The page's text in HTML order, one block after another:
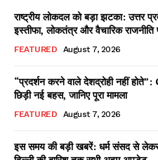
राष्ट्रीय लोकदल को बड़ा झटका: उत्तर
इस्तीफा, लोकतंत्र और वैचारिक राजनीति
FEATURED August 7, 2026
“प्रदर्शन करने वाले देशद्रोही नहीं
छिड़ी नई बहस, जानिए पूरा मामला
FEATURED August 7, 2026
इस समय की बड़ी खबरें: धर्म संसद से